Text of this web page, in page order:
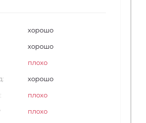
хорошо
хорошо
плохо
хорошо
плохо
плохо